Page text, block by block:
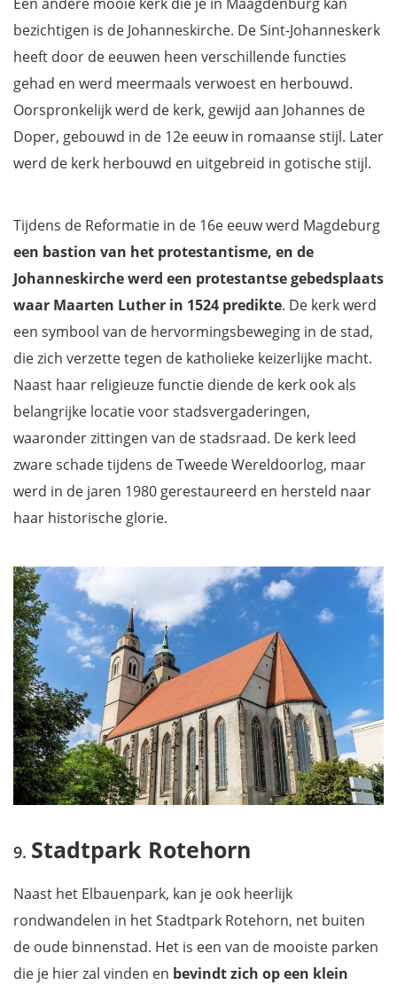
bezichtigen is de Johanneskirche. De Sint-Johanneskerk
heeft door de eeuwen heen verschillende functies
gehad en werd meermaals verwoest en herbouwd.
Oorspronkelijk werd de kerk, gewijd aan Johannes de
Doper, gebouwd in de 12e eeuw in romaanse stijl. Later
werd de kerk herbouwd en uitgebreid in gotische stijl.
Tijdens de Reformatie in de 16e eeuw werd Magdeburg
een bastion van het protestantisme, en de
Johanneskirche werd een protestantse gebedsplaats
waar Maarten Luther in 1524 predikte. De kerk werd
een symbool van de hervormingsbeweging in de stad,
die zich verzette tegen de katholieke keizerlijke macht.
Naast haar religieuze functie diende de kerk ook als
belangrijke locatie voor stadsvergaderingen,
waaronder zittingen van de stadsraad. De kerk leed
zware schade tijdens de Tweede Wereldoorlog, maar
werd in de jaren 1980 gerestaureerd en hersteld naar
haar historische glorie.
Stadtpark Rotehorn
Naast het Elbauenpark, kan je ook heerlijk
rondwandelen in het Stadtpark Rotehorn, net buiten
de oude binnenstad. Het is een van de mooiste parken
die je hier zal vinden en bevindt zich op een klein